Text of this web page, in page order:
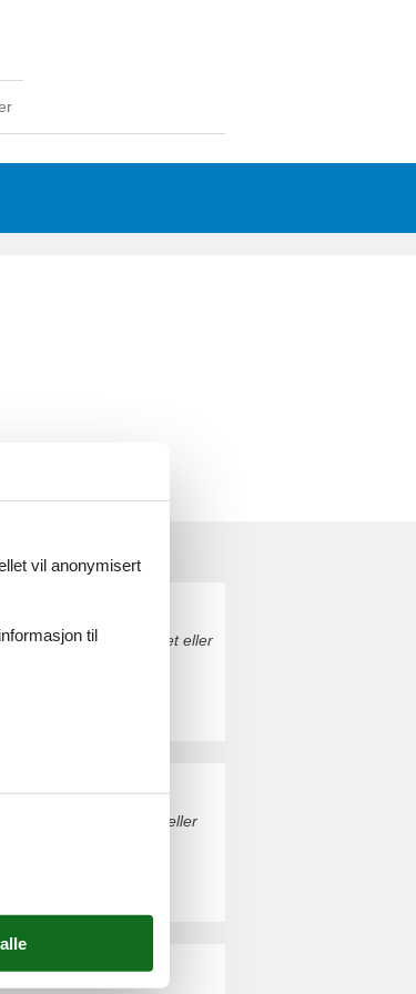
og sikkert på nettet eller
og sikkert på nettet eller
vil anonymisert
til